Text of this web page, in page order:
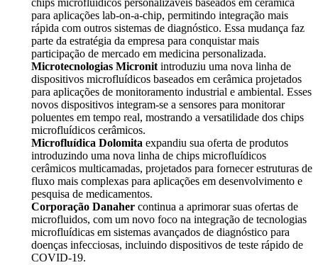
chips microfluídicos personalizáveis ​​baseados em cerâmica
para aplicações lab-on-a-chip, permitindo integração mais
rápida com outros sistemas de diagnóstico. Essa mudança faz
parte da estratégia da empresa para conquistar mais
participação de mercado em medicina personalizada.
Microtecnologias Micronit introduziu uma nova linha de
dispositivos microfluídicos baseados em cerâmica projetados
para aplicações de monitoramento industrial e ambiental. Esses
novos dispositivos integram-se a sensores para monitorar
poluentes em tempo real, mostrando a versatilidade dos chips
microfluídicos cerâmicos.
Microfluídica Dolomita expandiu sua oferta de produtos
introduzindo uma nova linha de chips microfluídicos
cerâmicos multicamadas, projetados para fornecer estruturas de
fluxo mais complexas para aplicações em desenvolvimento e
pesquisa de medicamentos.
Corporação Danaher continua a aprimorar suas ofertas de
microfluidos, com um novo foco na integração de tecnologias
microfluídicas em sistemas avançados de diagnóstico para
doenças infecciosas, incluindo dispositivos de teste rápido de
COVID-19.